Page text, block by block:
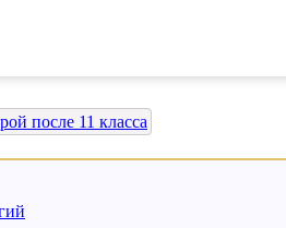
после 11 класса